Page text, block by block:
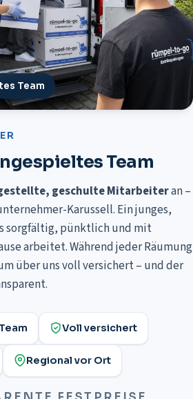
Team
Team
geschulte Mitarbeiteran –
Karussell. Ein junges,
sorgfältig, pünktlich und mit
arbeitet. Während jeder Räumung
über uns voll versichert – und der
Voll versichert
Regional vor Ort